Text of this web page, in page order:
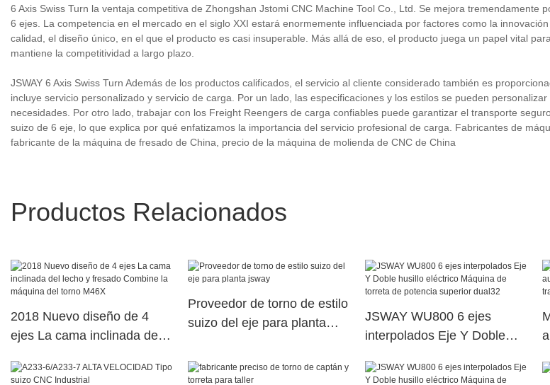
6 Axis Swiss Turn la ventaja competitiva de Zhongshan Jstomi CNC Machine Tool Co., Ltd. Se mejora tremendamente
6 ejes. La competencia en el mercado en el siglo XXI estará enormemente influenciada por factores como la
calidad, el diseño único, en el que el producto es casi insuperable. Más allá de eso, el producto juega un papel vital
mantiene la competitividad a largo plazo.
JSWAY 6 Axis Swiss Turn Además de los productos calificados, el servicio al cliente considerado también es
incluye servicio personalizado y servicio de carga. Por un lado, las especificaciones y los estilos se pueden
necesidades. Por otro lado, trabajar con los Freight Reengers de carga confiables puede garantizar el transporte
suizo de 6 eje, lo que explica por qué enfatizamos la importancia del servicio profesional de carga. Fabricantes de
fabricante de la máquina de fresado de China, precio de la máquina de molienda de CNC de China
Productos Relacionados
2018 Nuevo diseño de 4
ejes La cama inclinada del
máquina del torno M46X
Proveedor de torno de estilo
suizo del eje para planta
JSWAY WU800 6 ejes
interpolados Eje Y Doble
torreta de potencia superior